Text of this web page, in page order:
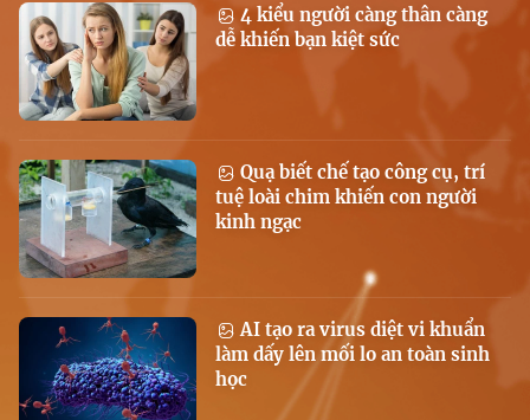
4 kiểu người càng thân càng
dễ khiến bạn kiệt sức
Quạ biết chế tạo công cụ, trí
tuệ loài chim khiến con người
kinh ngạc
AI tạo ra virus diệt vi khuẩn
làm dấy lên mối lo an toàn sinh
học